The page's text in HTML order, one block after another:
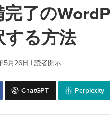
了の
る方法
5月26日 | 読者開示
ChatGPT Perplexity